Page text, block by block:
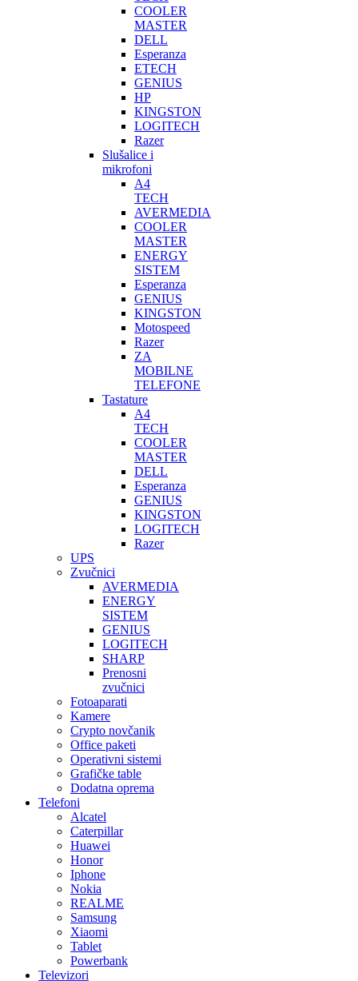
COOLER
MASTER
DELL
Esperanza
ETECH
GENIUS
HP
KINGSTON
LOGITECH
Razer
Slušalice i
mikrofoni
A4
TECH
AVERMEDIA
COOLER
MASTER
ENERGY
SISTEM
Esperanza
GENIUS
KINGSTON
Motospeed
Razer
ZA
MOBILNE
TELEFONE
Tastature
A4
TECH
COOLER
MASTER
DELL
Esperanza
GENIUS
KINGSTON
LOGITECH
Razer
UPS
Zvučnici
AVERMEDIA
ENERGY
SISTEM
GENIUS
LOGITECH
SHARP
Prenosni
zvučnici
Fotoaparati
Kamere
Crypto novčanik
Office paketi
Operativni sistemi
Grafičke table
Dodatna oprema
Telefoni
Alcatel
Caterpillar
Huawei
Honor
Iphone
Nokia
REALME
Samsung
Xiaomi
Tablet
Powerbank
Televizori